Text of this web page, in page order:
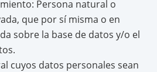
Persona natural o
que por sí misma o en
sobre la base de datos y/o el
cuyos datos personales sean